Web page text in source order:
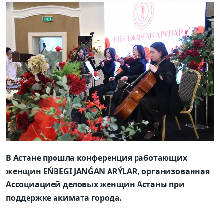
В Астане прошла конференция работающих
женщин EŃBEGІ JANǴAN ARÝLAR, организованная
Ассоциацией деловых женщин Астаны при
поддержке акимата города.